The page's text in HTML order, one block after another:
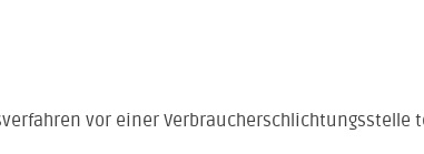
vor einer Verbraucherschlichtungsstelle